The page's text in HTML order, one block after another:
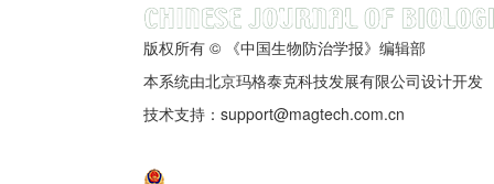
版权所有 © 《中国生物防治学报》编辑部
本系统由北京玛格泰克科技发展有限公司设计开发
技术支持：support@magtech.com.cn